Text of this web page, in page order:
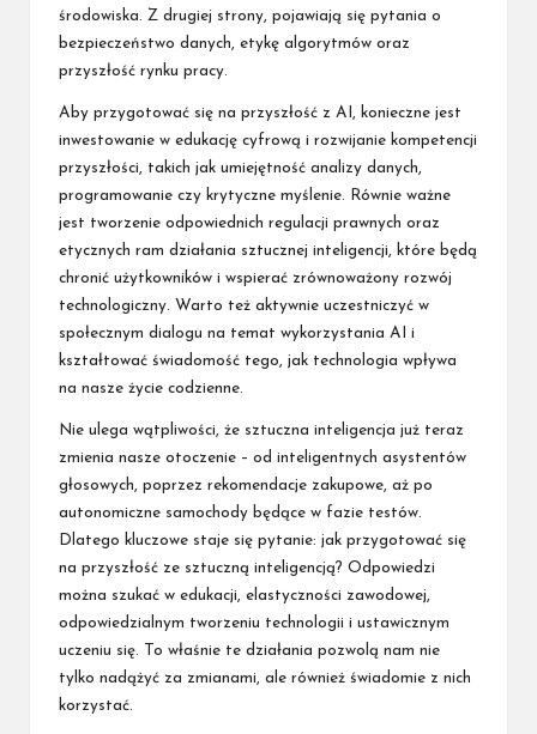
środowiska. Z drugiej strony, pojawiają się pytania o
bezpieczeństwo danych, etykę algorytmów oraz
przyszłość rynku pracy.
Aby przygotować się na przyszłość z AI, konieczne jest
inwestowanie w edukację cyfrową i rozwijanie kompetencji
przyszłości, takich jak umiejętność analizy danych,
programowanie czy krytyczne myślenie. Równie ważne
jest tworzenie odpowiednich regulacji prawnych oraz
etycznych ram działania sztucznej inteligencji, które będą
chronić użytkowników i wspierać zrównoważony rozwój
technologiczny. Warto też aktywnie uczestniczyć w
społecznym dialogu na temat wykorzystania AI i
kształtować świadomość tego, jak technologia wpływa
na nasze życie codzienne.
Nie ulega wątpliwości, że sztuczna inteligencja już teraz
zmienia nasze otoczenie – od inteligentnych asystentów
głosowych, poprzez rekomendacje zakupowe, aż po
autonomiczne samochody będące w fazie testów.
Dlatego kluczowe staje się pytanie: jak przygotować się
na przyszłość ze sztuczną inteligencją? Odpowiedzi
można szukać w edukacji, elastyczności zawodowej,
odpowiedzialnym tworzeniu technologii i ustawicznym
uczeniu się. To właśnie te działania pozwolą nam nie
tylko nadążyć za zmianami, ale również świadomie z nich
korzystać.